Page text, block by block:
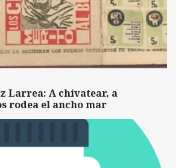
Larrea: A chivatear, a
rodea el ancho mar